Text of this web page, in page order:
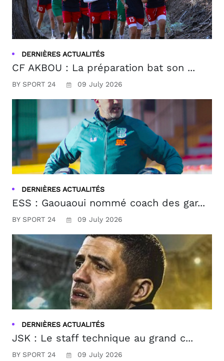
DERNIÈRES ACTUALITÉS
CF AKBOU : La préparation bat son ...
BY SPORT 24 09 July 2026
DERNIÈRES ACTUALITÉS
ESS : Gaouaoui nommé coach des gar...
BY SPORT 24 09 July 2026
DERNIÈRES ACTUALITÉS
JSK : Le staff technique au grand c...
BY SPORT 24 09 July 2026